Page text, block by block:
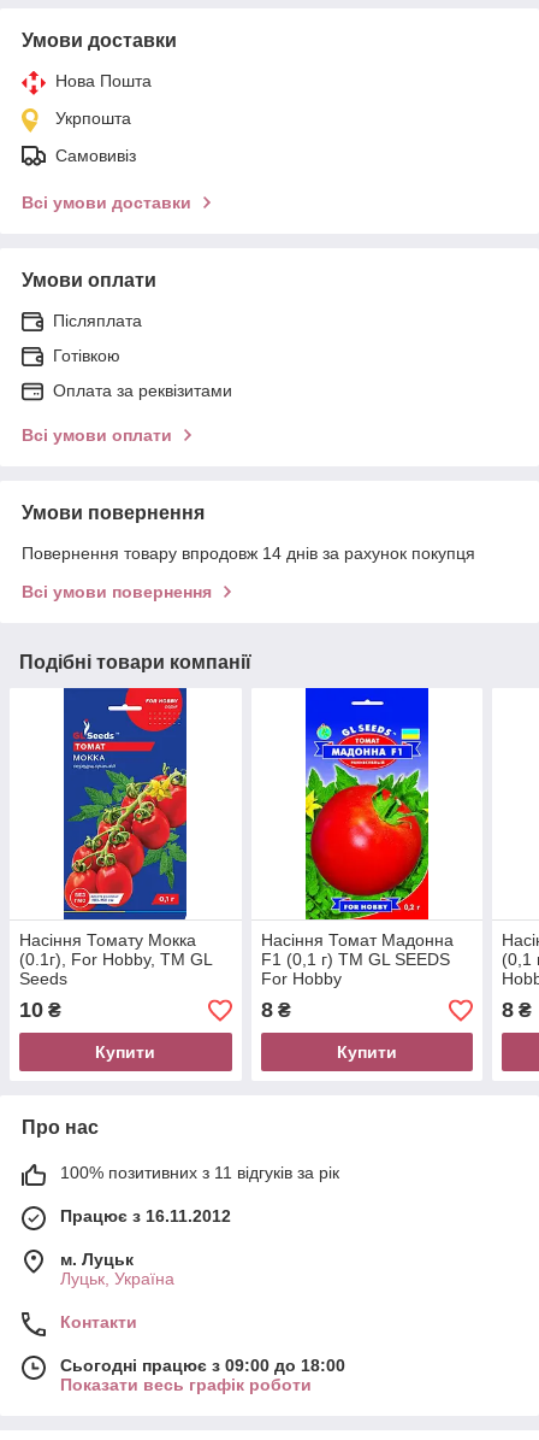
Умови доставки
Нова Пошта
Укрпошта
Самовивіз
Всі умови доставки
Умови оплати
Післяплата
Готівкою
Оплата за реквізитами
Всі умови оплати
Умови повернення
Повернення товару впродовж 14 днів за рахунок покупця
Всі умови повернення
Подібні товари компанії
Насіння Томату Мокка
(0.1г), For Hobby, TM GL
Seeds
10 ₴
Купити
Насіння Томат Мадонна
F1 (0,1 г) ТМ GL SEEDS
For Hobby
8₴
Купити
(0,1
8 ₴
Про нас
100% позитивних з 11 відгуків за рік
Працює з 16.11.2012
м. Луцьк
Луцьк, Україна
Контакти
Сьогодні працює з 09:00 до 18:00
Показати весь графік роботи